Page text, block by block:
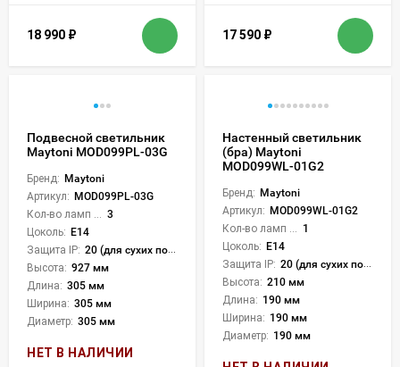
18 990 ₽ 17 590 ₽
Подвесной светильник
Maytoni MOD099PL-03G
Бренд: Maytoni
Артикул: MOD099PL-03G
3
Цоколь: E14
Защита IP: 20 (для сухих пом.)
Высота: 927 мм
Длина: 305 мм
Ширина: 305 мм
Диаметр: 305 мм
НЕТ В НАЛИЧИИ
Настенный светильник
(бра) Maytoni
MOD099WL-01G2
Бренд: Maytoni
Артикул: MOD099WL-01G2
1
Цоколь: E14
Защита IP: 20 (для сухих пом.)
Высота: 210 мм
Длина: 190 мм
Ширина: 190 мм
Диаметр: 190 мм